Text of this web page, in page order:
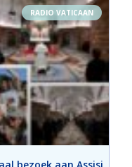
RADIO VATICAAN